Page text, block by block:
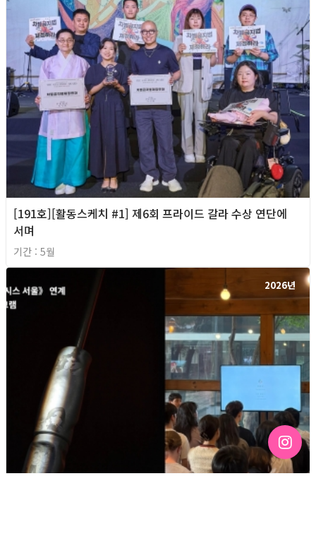
[191호][활동스케치 #1] 제6회 프라이드 갈라 수상 연단에
서며
기간 : 5월
2026년